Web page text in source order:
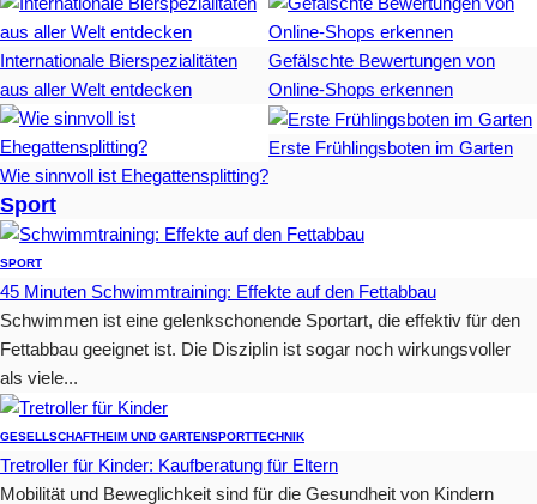
Internationale Bierspezialitäten
aus aller Welt entdecken
Gefälschte Bewertungen von
Online-Shops erkennen
Wie sinnvoll ist Ehegattensplitting?
Erste Frühlingsboten im Garten
Sport
SPORT
45 Minuten Schwimmtraining: Effekte auf den Fettabbau
Schwimmen ist eine gelenkschonende Sportart, die effektiv für den
Fettabbau geeignet ist. Die Disziplin ist sogar noch wirkungsvoller
als viele...
GESELLSCHAFTHEIM UND GARTENSPORTTECHNIK
Tretroller für Kinder: Kaufberatung für Eltern
Mobilität und Beweglichkeit sind für die Gesundheit von Kindern